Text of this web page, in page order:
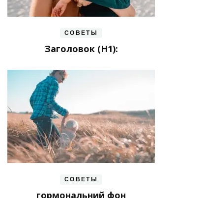
СОВЕТЫ
Заголовок (H1):
СОВЕТЫ
гормональний фон